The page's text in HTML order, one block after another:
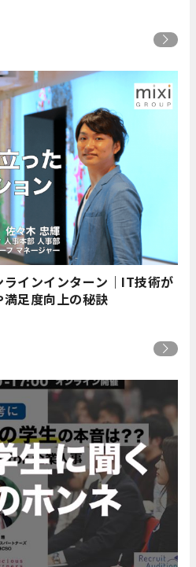
インインターン｜IT技術が
足度向上の秘訣